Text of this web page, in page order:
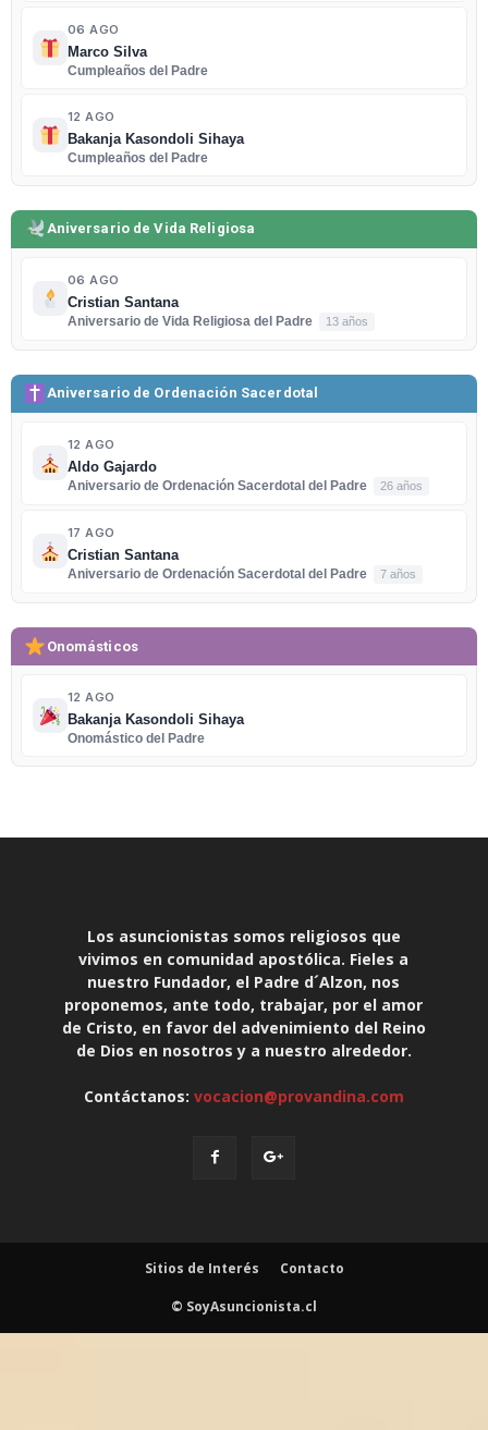
06 AGO
Marco Silva
Cumpleaños del Padre
12 AGO
Bakanja Kasondoli Sihaya
Cumpleaños del Padre
Aniversario de Vida Religiosa
06 AGO
Cristian Santana
Aniversario de Vida Religiosa del Padre
13 años
Aniversario de Ordenación Sacerdotal
12 AGO
Aldo Gajardo
Aniversario de Ordenación Sacerdotal del Padre
26 años
17 AGO
Cristian Santana
Aniversario de Ordenación Sacerdotal del Padre
7 años
Onomásticos
12 AGO
Bakanja Kasondoli Sihaya
Onomástico del Padre
Los asuncionistas somos religiosos que
vivimos en comunidad apostólica. Fieles a
nuestro Fundador, el Padre d´Alzon, nos
proponemos, ante todo, trabajar, por el amor
de Cristo, en favor del advenimiento del Reino
de Dios en nosotros y a nuestro alrededor.
Contáctanos: vocacion@provandina.com
Sitios de Interés Contacto
© SoyAsuncionista.cl